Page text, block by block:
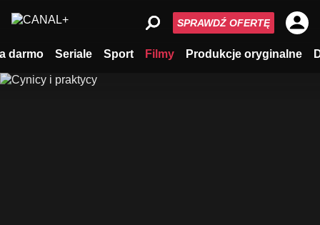
darmo Seriale Sport Filmy Produkcje oryginalne
SPRAWDŹ OFERTĘ